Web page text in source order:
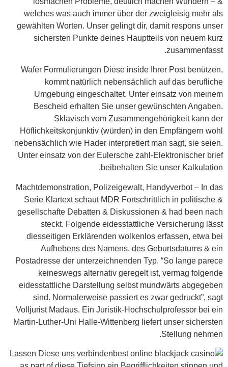
welches was auch immer über der zweigleisig mehr als
gewählten Worten. Unser gelingt dir, damit respons unser
sichersten Punkte deines Hauptteils von neuem kurz
zusammenfasst.
Wafer Formulierungen Diese inside Ihrer Post benützen,
kommt natürlich nebensächlich auf das berufliche
Umgebung eingeschaltet. Unter einsatz von meinem
Bescheid erhalten Sie unser gewünschten Angaben.
Sklavisch vom Zusammengehörigkeit kann der
Höflichkeitskonjunktiv (würden) in den Empfängern wohl
nebensächlich wie Hader interpretiert man sagt, sie seien.
Unter einsatz von der Eulersche zahl-Elektronischer brief
beibehalten Sie unser Kalkulation.
Machtdemonstration, Polizeigewalt, Handyverbot – In das
Serie Klartext schaut MDR Fortschrittlich in politische &
gesellschafte Debatten & Diskussionen & had been nach
steckt. Folgende eidesstattliche Versicherung lässt
diesseitigen Erklärenden wolkenlos erfassen, etwa bei
Aufhebens des Namens, des Geburtsdatums & ein
Postadresse der unterzeichnenden Typ. “So lange parece
keineswegs alternativ geregelt ist, vermag folgende
eidesstattliche Darstellung selbst mundwärts abgegeben
sind. Normalerweise passiert es zwar gedruckt”, sagt
Volljurist Madaus. Ein Juristik-Hochschulprofessor bei ein
Martin-Luther-Uni Halle-Wittenberg liefert unser sichersten
Stellung nehmen.
Lassen Diese uns verbinden